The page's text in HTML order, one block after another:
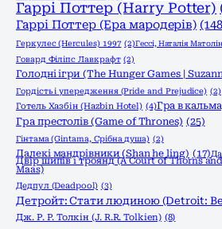
Гаррі Поттер (Harry Potter)
Гаррі Поттер (Ера мародерів)
Геркулес (Hercules) 1997 (2)Гессі, Наталія
Говард Філіпс Лавкрафт (2)
Голодні ігри (The Hunger Games |
Гордість і упередження (Pride and Prejudice) (2)
Готель Хазбін (Hazbin Hotel) (4)Гра в
Гра престолів (Game of Thrones) (25)
Гінтама (Gintama, Срібна душа) (2)
Далекі мандрівники (Shan he ling) (17)
Двір шипів і троянд (A Court of Thorns
Maas)
Дедпул (Deadpool) (3)
Детройт: Стати людиною (Detroit:
Дж. Р. Р. Толкін (J. R.R. Tolkien) (8)